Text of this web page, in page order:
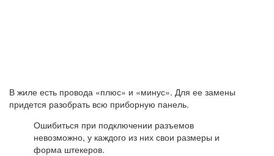
В жиле есть провода «плюс» и «минус». Для ее замены
придется разобрать всю приборную панель.
Ошибиться при подключении разъемов
невозможно, у каждого из них свои размеры и
форма штекеров.